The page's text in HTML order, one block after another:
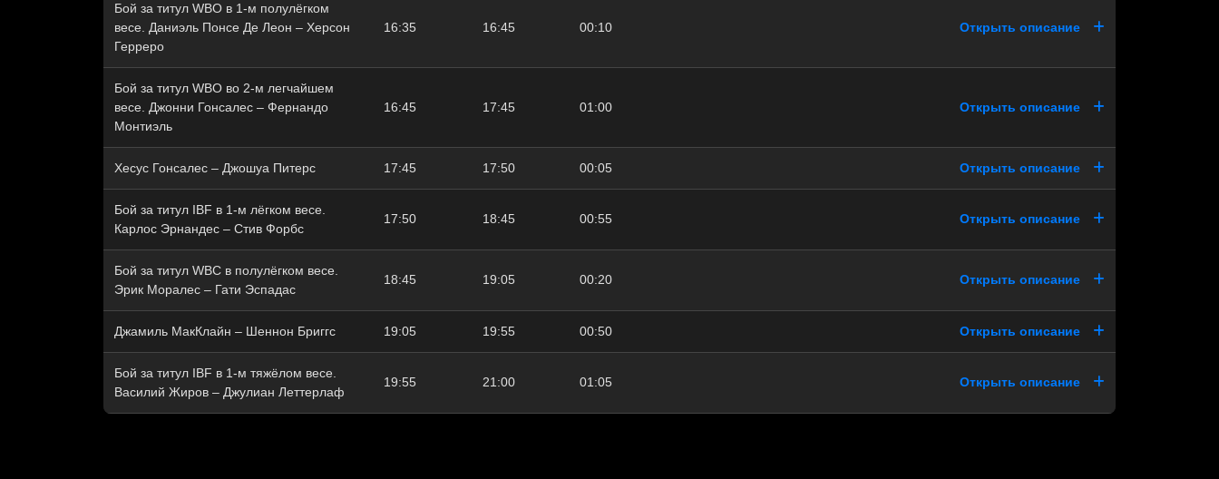
Бой за титул WBO в 1-м полулёгком
весе. Даниэль Понсе Де Леон – Херсон
Герреро
16:35 16:45 00:10 Открыть описание
Бой за титул WBO во 2-м легчайшем
весе. Джонни Гонсалес – Фернандо
Монтиэль
16:45 17:45 01:00 Открыть описание
Хесус Гонсалес – Джошуа Питерс 17:45 17:50 00:05 Открыть описание
Бой за титул IBF в 1-м лёгком весе.
Карлос Эрнандес – Стив Форбс
17:50 18:45 00:55 Открыть описание
Бой за титул WBC в полулёгком весе.
Эрик Моралес – Гати Эспадас
18:45 19:05 00:20 Открыть описание
Джамиль МакКлайн – Шеннон Бриггс 19:05 19:55 00:50 Открыть описание
Бой за титул IBF в 1-м тяжёлом весе.
Василий Жиров – Джулиан Леттерлаф
19:55 21:00 01:05 Открыть описание